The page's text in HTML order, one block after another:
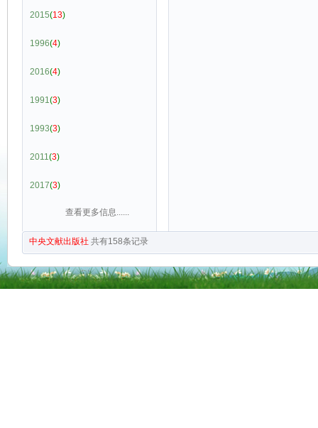
2015(13)
1996(4)
2016(4)
1991(3)
1993(3)
2011(3)
2017(3)
查看更多信息......
中央文献出版社 共有158条记录